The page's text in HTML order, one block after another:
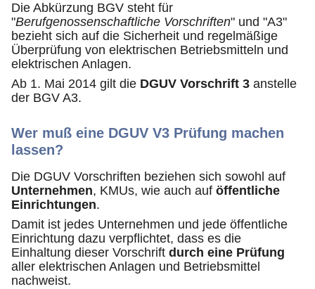
Die Abkürzung BGV steht für
"Berufgenossenschaftliche Vorschriften" und "A3"
bezieht sich auf die Sicherheit und regelmäßige
Überprüfung von elektrischen Betriebsmitteln und
elektrischen Anlagen.
Ab 1. Mai 2014 gilt die DGUV Vorschrift 3 anstelle
der BGV A3.
Wer muß eine DGUV V3 Prüfung machen
lassen?
Die DGUV Vorschriften beziehen sich sowohl auf
Unternehmen, KMUs, wie auch auf öffentliche
Einrichtungen.
Damit ist jedes Unternehmen und jede öffentliche
Einrichtung dazu verpflichtet, dass es die
Einhaltung dieser Vorschrift durch eine Prüfung
aller elektrischen Anlagen und Betriebsmittel
nachweist.